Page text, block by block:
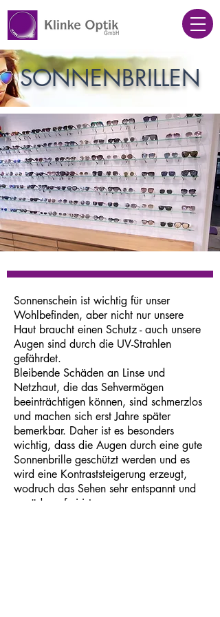
SONNENBRILLEN
Sonnenschein ist wichtig für unser
Wohlbefinden, aber nicht nur unsere
Haut braucht einen Schutz - auch unsere
Augen sind durch die UV-Strahlen
gefährdet.
Bleibende Schäden an Linse und
Netzhaut, die das Sehvermögen
beeinträchtigen können, sind schmerzlos
und machen sich erst Jahre später
bemerkbar. Daher ist es besonders
wichtig, dass die Augen durch eine gute
Sonnenbrille geschützt werden und es
wird eine Kontraststeigerung erzeugt,
wodruch das Sehen sehr entspannt und
ermüdungsfrei ist.